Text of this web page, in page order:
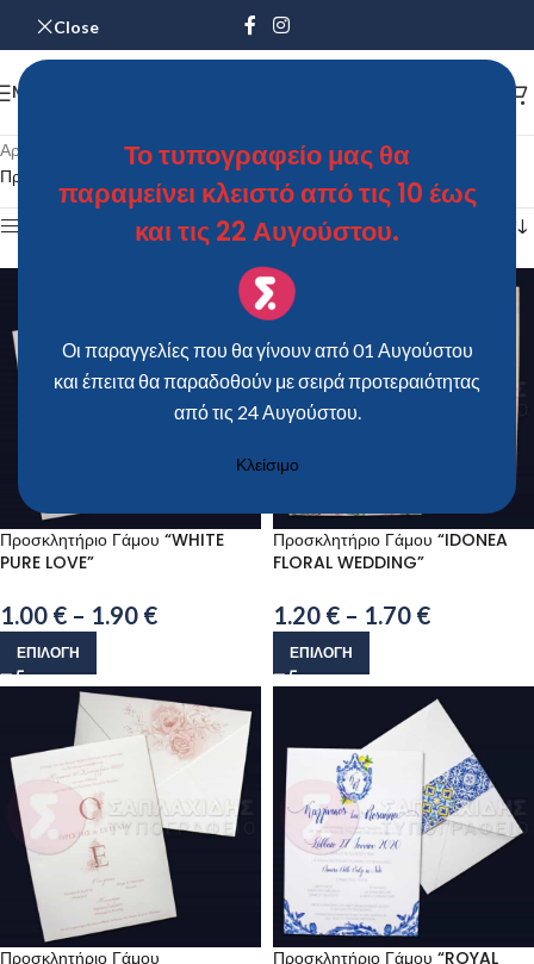
Close
Το τυπογραφείο μας θα
παραμείνει κλειστό από τις 10 έως
και τις 22 Αυγούστου.
Οι παραγγελίες που θα γίνουν από 01 Αυγούστου
και έπειτα θα παραδοθούν με σειρά προτεραιότητας
από τις 24 Αυγούστου.
Κλείσιμο
MENU
Αρχική σελίδα
Προϊόντα με ετικέτα “Γάμος”
Προβάλλονται όλα - 228 αποτελέσματα
Προσκλητήριο Γάμου “WHITE
PURE LOVE”
1.00 € – 1.90 €
ΕΠΙΛΟΓΉ
Προσκλητήριο Γάμου “IDONEA
FLORAL WEDDING”
1.20 € – 1.70 €
ΕΠΙΛΟΓΉ
Προσκλητήριο Γάμου
Προσκλητήριο Γάμου “ROYAL